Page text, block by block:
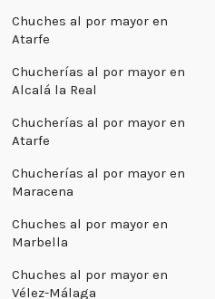
Chuches al por mayor en
Atarfe
Chucherías al por mayor en
Alcalá la Real
Chucherías al por mayor en
Atarfe
Chucherías al por mayor en
Maracena
Chuches al por mayor en
Marbella
Chuches al por mayor en
Vélez-Málaga